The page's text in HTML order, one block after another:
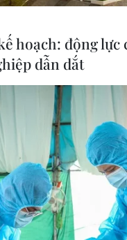
hoạch: động lực
dẫn dắt